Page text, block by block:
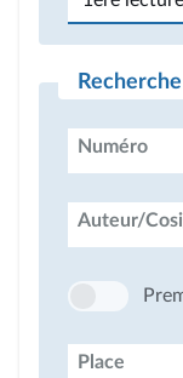
Numéro
Auteur/
Place